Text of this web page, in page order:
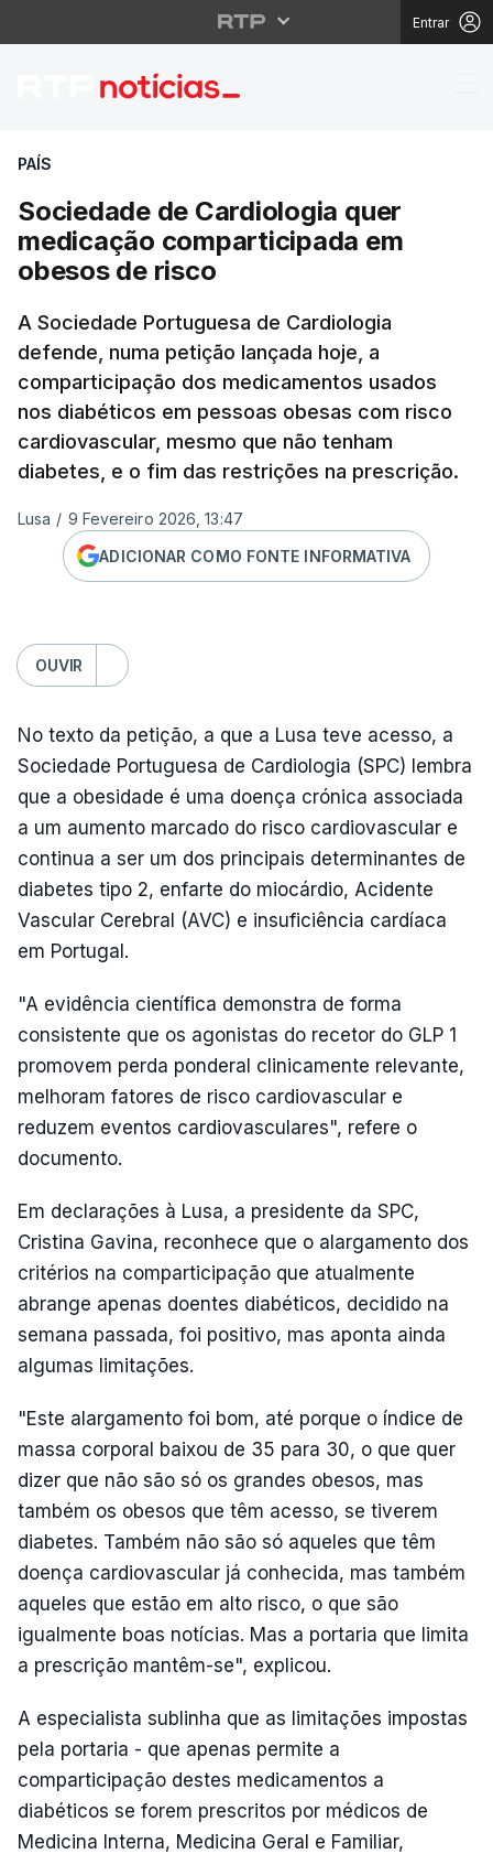
Entrar
Sociedade de
PAÍS
Sociedade de Cardiologia quer
medicação comparticipada em
obesos de risco
A Sociedade Portuguesa de Cardiologia
defende, numa petição lançada hoje, a
comparticipação dos medicamentos usados
nos diabéticos em pessoas obesas com risco
cardiovascular, mesmo que não tenham
diabetes, e o fim das restrições na prescrição.
Lusa / 9 Fevereiro 2026, 13:47
ADICIONAR COMO FONTE INFORMATIVA
OUVIR
No texto da petição, a que a Lusa teve acesso, a
Sociedade Portuguesa de Cardiologia (SPC) lembra
que a obesidade é uma doença crónica associada
a um aumento marcado do risco cardiovascular e
continua a ser um dos principais determinantes de
diabetes tipo 2, enfarte do miocárdio, Acidente
Vascular Cerebral (AVC) e insuficiência cardíaca
em Portugal.
"A evidência científica demonstra de forma
consistente que os agonistas do recetor do GLP 1
promovem perda ponderal clinicamente relevante,
melhoram fatores de risco cardiovascular e
reduzem eventos cardiovasculares", refere o
documento.
Em declarações à Lusa, a presidente da SPC,
Cristina Gavina, reconhece que o alargamento dos
critérios na comparticipação que atualmente
abrange apenas doentes diabéticos, decidido na
semana passada, foi positivo, mas aponta ainda
algumas limitações.
"Este alargamento foi bom, até porque o índice de
massa corporal baixou de 35 para 30, o que quer
dizer que não são só os grandes obesos, mas
também os obesos que têm acesso, se tiverem
diabetes. Também não são só aqueles que têm
doença cardiovascular já conhecida, mas também
aqueles que estão em alto risco, o que são
igualmente boas notícias. Mas a portaria que limita
a prescrição mantêm-se", explicou.
A especialista sublinha que as limitações impostas
pela portaria - que apenas permite a
comparticipação destes medicamentos a
diabéticos se forem prescritos por médicos de
Medicina Interna, Medicina Geral e Familiar,